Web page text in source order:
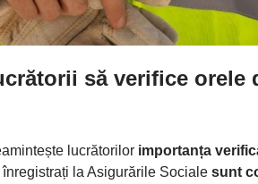
să verifice orele
lucrătorilor importanța
la Asigurările Sociale sunt